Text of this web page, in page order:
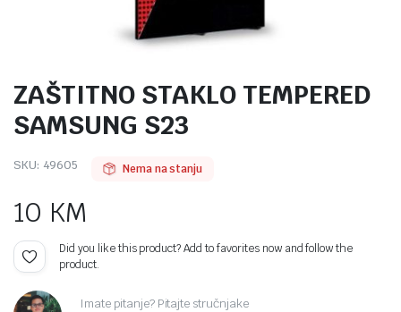
ZAŠTITNO STAKLO TEMPERED
SAMSUNG S23
SKU: 49605 Nema na stanju
10 KM
Did you like this product? Add to favorites now and follow the
product.
Imate pitanje? Pitajte stručnjake